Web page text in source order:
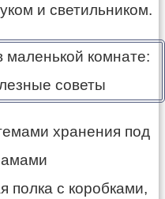
и светильником.
хранения под
полка с коробками,